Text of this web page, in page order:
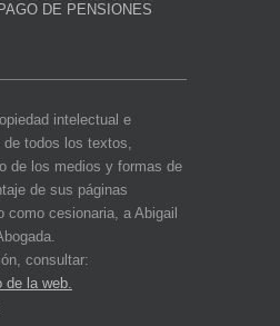
DE PENSIONES
intelectual e
de todos los textos,
de los medios y formas de
de sus páginas
como cesionaria, a Abigail
consultar:
de la web.